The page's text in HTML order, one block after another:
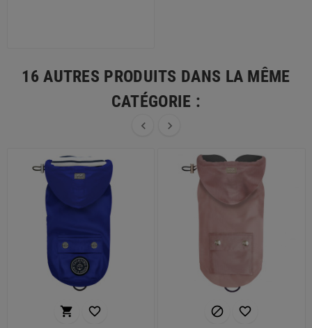
16 AUTRES PRODUITS DANS LA MÊME
CATÉGORIE :
 
   